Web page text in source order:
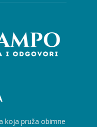
koja pruža obimne